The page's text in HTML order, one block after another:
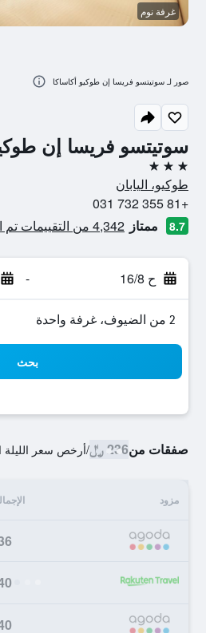
سوتيتسو فريسا إن
3 نجوم
طوكيو، اليابان
+81 355 732 031
8.7 ممتاز 4,342 من التقييمات تم التحقق منها
ح 16/8 -
2 من الضيوف، غرفة واحدة
بحث
صفقات من236 ﷼ /أرخص سعر الليلة
مزود
غرفة نوم
صور لـ سوتيتسو فريسا إن طوكيو أكاساكا